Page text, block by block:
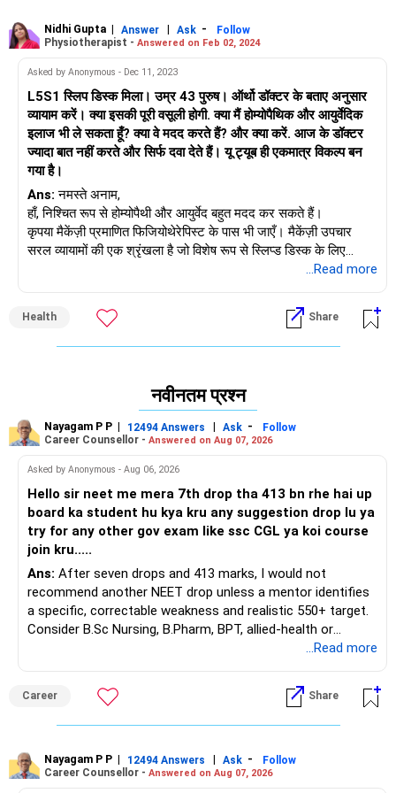
Nidhi Gupta | Answer | Ask -
Follow
Physiotherapist - Answered on Feb 02, 2024
Asked by Anonymous - Dec 11, 2023
L5S1 स्लिप डिस्क मिला। उम्र 43 पुरुष। ऑर्थो डॉक्टर के बताए अनुसार
व्यायाम करें। क्या इसकी पूरी वसूली होगी. क्या मैं होम्योपैथिक और आयुर्वेदिक
इलाज भी ले सकता हूँ? क्या वे मदद करते हैं? और क्या करें. आज के डॉक्टर
ज्यादा बात नहीं करते और सिर्फ दवा देते हैं। यू ट्यूब ही एकमात्र विकल्प बन
गया है।
Ans: नमस्ते अनाम,
हाँ, निश्चित रूप से होम्योपैथी और आयुर्वेद बहुत मदद कर सकते हैं।
कृपया मैकेंज़ी प्रमाणित फिजियोथेरेपिस्ट के पास भी जाएँ। मैकेंज़ी उपचार
सरल व्यायामों की एक श्रृंखला है जो विशेष रूप से स्लिप्ड डिस्क के लिए
डिज़ाइन की गई है। यह आपके लक्षणों में बड़ा अंतर ला सकता है और दोबारा
...Read more
Health Share
नवीनतम प्रश्न
Nayagam P P | 12494 Answers | Ask -
Follow
Career Counsellor - Answered on Aug 07, 2026
Asked by Anonymous - Aug 06, 2026
Hello sir neet me mera 7th drop tha 413 bn rhe hai up
board ka student hu kya kru any suggestion drop lu ya
try for any other gov exam like ssc CGL ya koi course
join kru.....
Ans: After seven drops and 413 marks, I would not
recommend another NEET drop unless a mentor identifies
a specific, correctable weakness and realistic 550+ target.
Consider B.Sc Nursing, B.Pharm, BPT, allied-health or
biotechnology for professional entry. SSC CGL requires
an indefinite attempt. Aapke Ujjwal Aur Samruddh
Bhavishya Ke Liye Dher Saari Shubhkaamnayein!
Baare Mein Aur Jaankari Paaiye.
...Read more
Career Share
Nayagam P P | 12494 Answers | Ask -
Follow
Career Counsellor - Answered on Aug 07, 2026